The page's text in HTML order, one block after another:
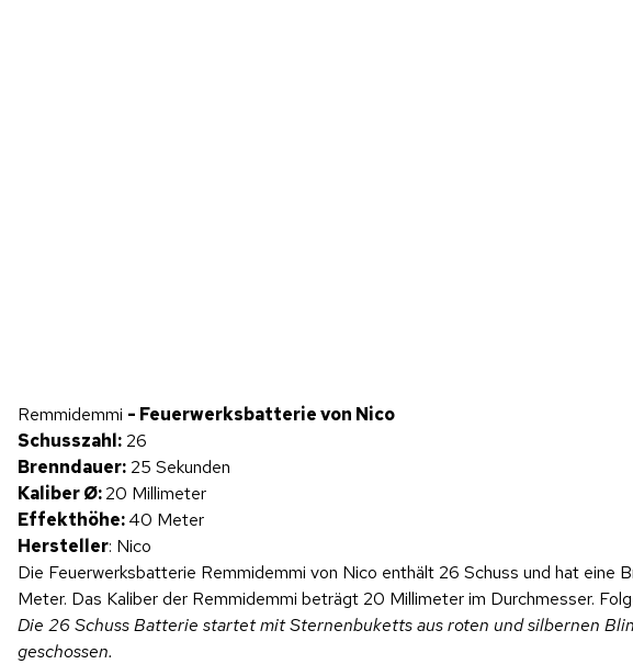
Produktvideo
Remmidemmi - Feuerwerksbatterie von Nico
Schusszahl: 26
Brenndauer: 25 Sekunden
Kaliber Ø:20 Millimeter
Effekthöhe:40 Meter
Hersteller: Nico
Die Feuerwerksbatterie Remmidemmi von Nico enthält 26 Schuss und hat
Meter. Das Kaliber der Remmidemmi beträgt 20 Millimeter im Durchmesser.
Die 26 Schuss Batterie startet mit Sternenbuketts aus roten und silbernen
geschossen.